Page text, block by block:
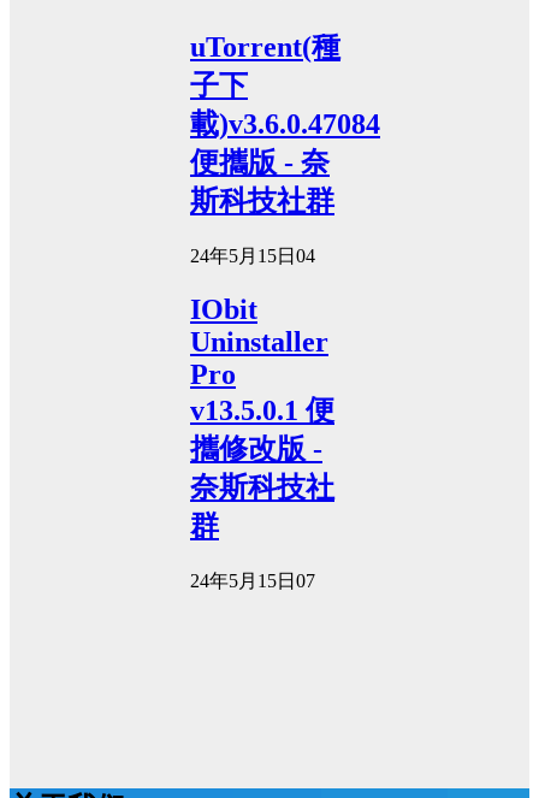
uTorrent(種
子下
載)v3.6.0.47084
便攜版 - 奈
斯科技社群
24年5月15日 04
IObit
Uninstaller
Pro
v13.5.0.1 便
攜修改版 -
奈斯科技社
群
24年5月15日 07